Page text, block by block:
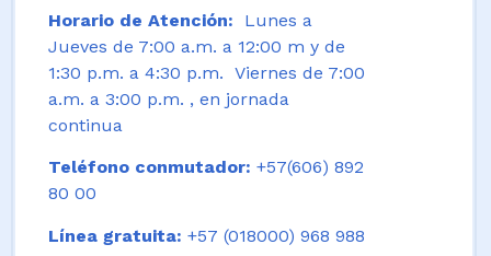
Horario de Atención:
Lunes a
Jueves de 7:00 a.m. a 12:00 m y de
1:30 p.m. a 4:30 p.m. Viernes de 7:00
a.m. a 3:00 p.m. , en jornada
continua
Teléfono conmutador: +57(606) 892
80 00
Línea gratuita: +57 (018000) 968 988